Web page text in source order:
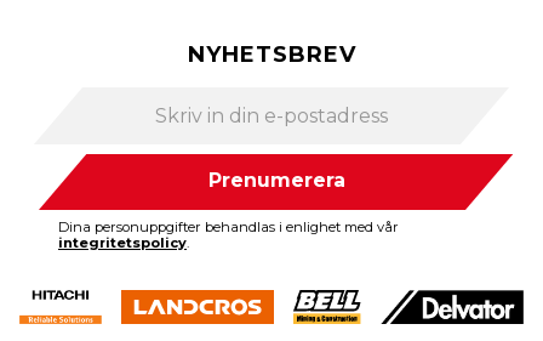
NYHETSBREV
Prenumerera
Dina personuppgifter behandlas i enlighet med vår
integritetspolicy.